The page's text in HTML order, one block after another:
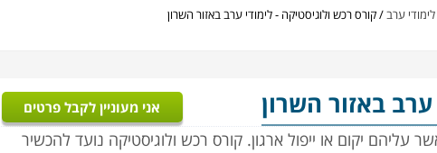
ערב/קורס רכש ולוגיסטיקה - לימודי ערב באזור השרון
ערב באזור השרון אני מעוניין לקבל פרטים
עליהם יקום או ייפול ארגון. קורס רכש ולוגיסטיקה נועד להכשיר